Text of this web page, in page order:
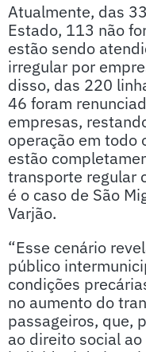
Atualmente, das
Estado, 113 não
estão sendo
irregular por
disso, das 220
46 foram
empresas,
operação em todo
estão
transporte regular
é o caso de São
Varjão.
“Esse cenário
público
condições
no aumento do
passageiros, que,
ao direito social